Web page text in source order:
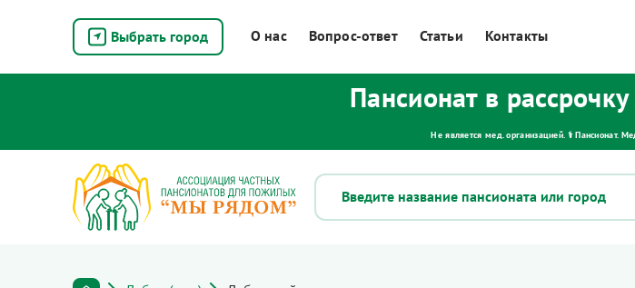
Выбрать город О нас Вопрос-ответ Статьи Контакты
Пансионат в
Не является мед. организацией. ⚕ Пансионат.